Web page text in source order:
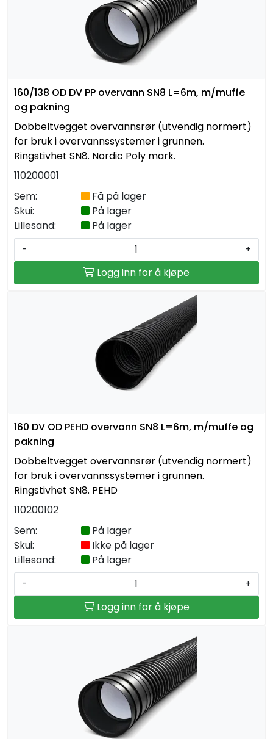
160/138 OD DV PP overvann SN8 L=6m, m/muffe
og pakning
Dobbeltvegget overvannsrør (utvendig normert)
for bruk i overvannssystemer i grunnen.
Ringstivhet SN8. Nordic Poly mark.
110200001
Sem:
Få på lager
Skui:
På lager
Lillesand:
På lager
-
+
Logg inn for å kjøpe
160 DV OD PEHD overvann SN8 L=6m, m/muffe og
pakning
Dobbeltvegget overvannsrør (utvendig normert)
for bruk i overvannssystemer i grunnen.
Ringstivhet SN8. PEHD
110200102
Sem:
På lager
Skui:
Ikke på lager
Lillesand:
På lager
-
+
Logg inn for å kjøpe